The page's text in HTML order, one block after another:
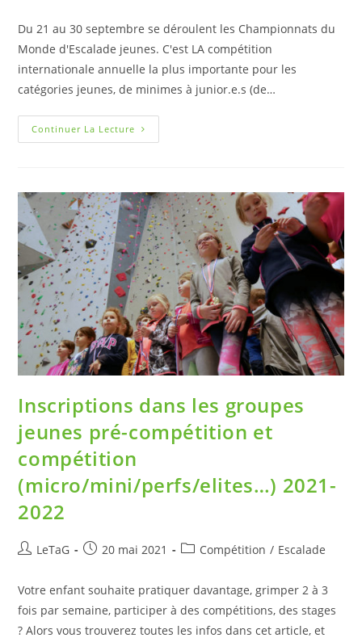
Du 21 au 30 septembre se déroulent les Championnats du
Monde d'Escalade jeunes. C'est LA compétition
internationale annuelle la plus importante pour les
catégories jeunes, de minimes à junior.e.s (de…
Continuer La Lecture
Inscriptions dans les groupes
jeunes pré-compétition et
compétition
(micro/mini/perfs/elites…) 2021-
2022
LeTaG 20 mai 2021 Compétition / Escalade
Votre enfant souhaite pratiquer davantage, grimper 2 à 3
fois par semaine, participer à des compétitions, des stages
? Alors vous trouverez toutes les infos dans cet article, et